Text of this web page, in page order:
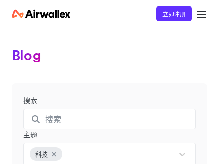
立即注册
Blog
搜索
主题
科技